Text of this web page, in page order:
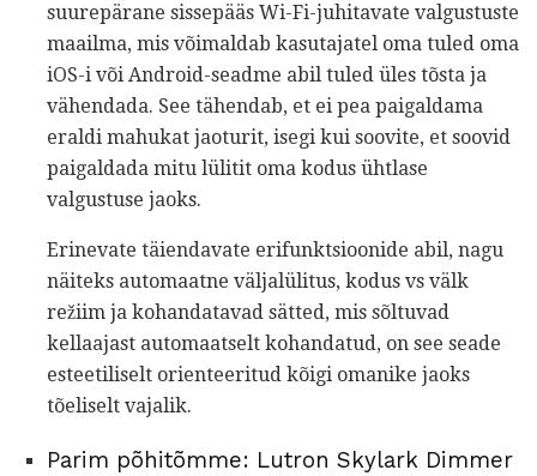
suurepärane sissepääs Wi-Fi-juhitavate valgustuste
maailma, mis võimaldab kasutajatel oma tuled oma
iOS-i või Android-seadme abil tuled üles tõsta ja
vähendada. See tähendab, et ei pea paigaldama
eraldi mahukat jaoturit, isegi kui soovite, et soovid
paigaldada mitu lülitit oma kodus ühtlase
valgustuse jaoks.
Erinevate täiendavate erifunktsioonide abil, nagu
näiteks automaatne väljalülitus, kodus vs välk
režiim ja kohandatavad sätted, mis sõltuvad
kellaajast automaatselt kohandatud, on see seade
esteetiliselt orienteeritud kõigi omanike jaoks
tõeliselt vajalik.
Parim põhitõmme: Lutron Skylark Dimmer